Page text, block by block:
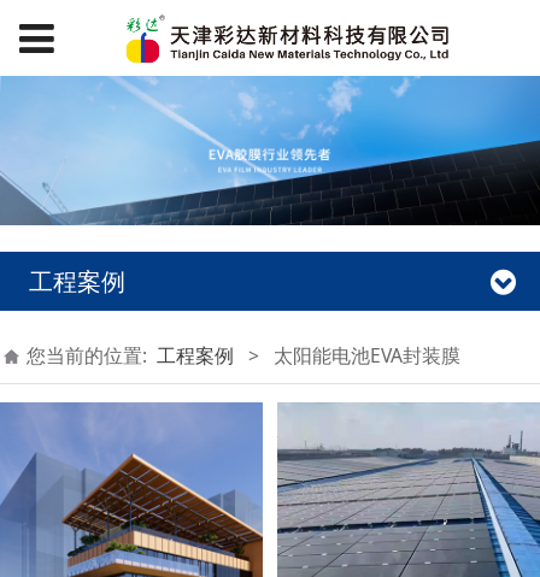
工程案例
您当前的位置: 工程案例 > 太阳能电池EVA封装膜